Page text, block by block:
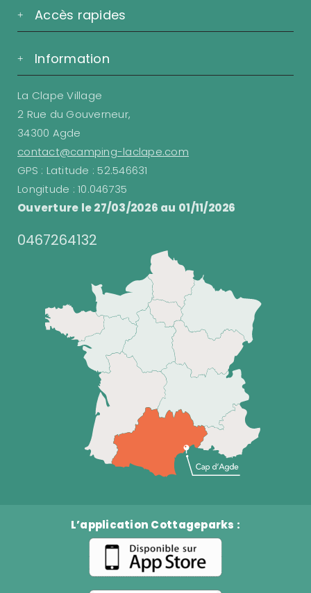
Accès rapides
Information
La Clape Village
2 Rue du Gouverneur,
34300 Agde
contact@camping-laclape.com
GPS : Latitude : 52.546631
Longitude : 10.046735
Ouverture le 27/03/2026 au 01/11/2026
0467264132
L’application Cottageparks :